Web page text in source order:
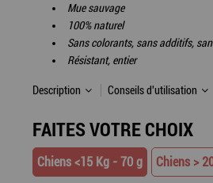
Mue sauvage
100% naturel
Sans colorants, sans additifs, s
Résistant, entier
Description Conseils d'utilisation
FAITES VOTRE CHOIX
Chiens <15 Kg - 70 g Chiens >